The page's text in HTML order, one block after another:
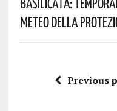
Meteo Della
Previous